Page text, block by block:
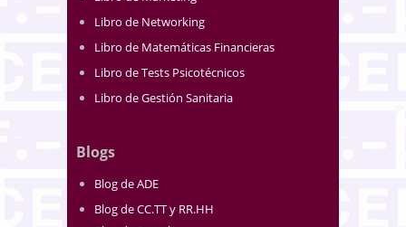
Libro de Networking
Libro de Matemáticas Financieras
Libro de Tests Psicotécnicos
Libro de Gestión Sanitaria
Blogs
Blog de ADE
Blog de CC.TT y RR.HH